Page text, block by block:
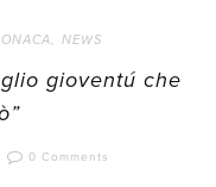
, NEWS
gioventú che
0 Comments